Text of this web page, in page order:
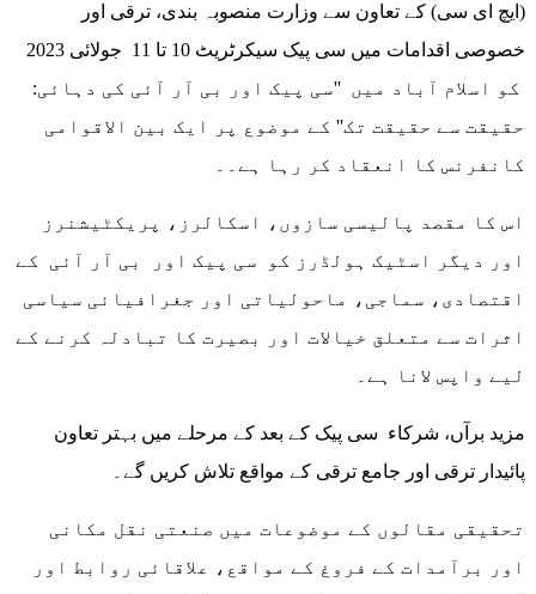
(ایچ ای سی) کے تعاون سے وزارت منصوبہ بندی، ترقی اور
خصوصی اقدامات میں سی پیک سیکرٹریٹ 10 تا 11 جولائی 2023
کو اسلام آباد میں ''سی پیک اور بی آر آئی کی دہائی:
حقیقت سے حقیقت تک'' کے موضوع پر ایک بین الاقوامی
کانفرنس کا انعقاد کر رہا ہے۔۔
اس کا مقصد پالیسی سازوں، اسکالرز، پریکٹیشنرز
اور دیگر اسٹیک ہولڈرز کو سی پیک اور بی آر آئی کے
اقتصادی، سماجی، ماحولیاتی اور جغرافیائی سیاسی
اثرات سے متعلق خیالات اور بصیرت کا تبادلہ کرنے کے
لیے واپس لانا ہے۔
مزید برآں، شرکاء سی پیک کے بعد کے مرحلے میں بہتر تعاون
پائیدار ترقی اور جامع ترقی کے مواقع تلاش کریں گے۔
تحقیقی مقالوں کے موضوعات میں صنعتی نقل مکانی
اور برآمدات کے فروغ کے مواقع، علاقائی روابط اور